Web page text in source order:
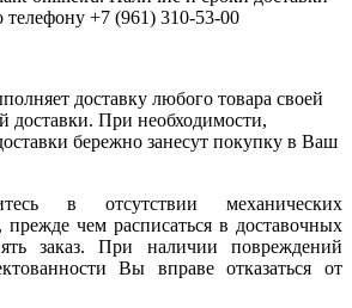
телефону +7 (961) 310-53-00
доставку любого товара своей
доставки. При необходимости,
бережно занесут покупку в Ваш
в отсутствии механических
прежде чем расписаться в доставочных
заказ. При наличии повреждений
Вы вправе отказаться от